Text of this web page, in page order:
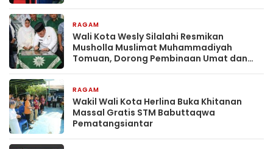
RAGAM
Wali Kota Wesly Silalahi Resmikan
Musholla Muslimat Muhammadiyah
Tomuan, Dorong Pembinaan Umat dan
RAGAM
Wakil Wali Kota Herlina Buka Khitanan
Massal Gratis STM Babuttaqwa
Pematangsiantar